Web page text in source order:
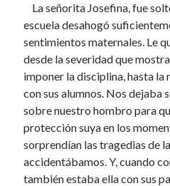
La señorita Josefina, fue
escuela desahogó
sentimientos maternales. Le
desde la severidad que
imponer la disciplina, hasta la
con sus alumnos. Nos dejaba
sobre nuestro hombro para
protección suya en los
sorprendían las tragedias de
accidentábamos. Y, cuando
también estaba ella con sus